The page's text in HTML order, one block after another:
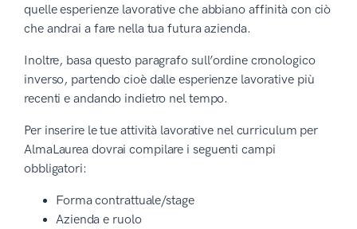
quelle esperienze lavorative che abbiano affinità con ciò
che andrai a fare nella tua futura azienda.
Inoltre, basa questo paragrafo sull’ordine cronologico
inverso, partendo cioè dalle esperienze lavorative più
recenti e andando indietro nel tempo.
Per inserire le tue attività lavorative nel curriculum per
AlmaLaurea dovrai compilare i seguenti campi
obbligatori:
Forma contrattuale/stage
Azienda e ruolo